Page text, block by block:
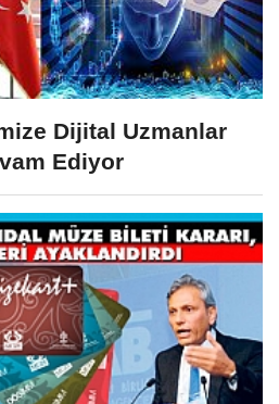
Dijital Uzmanlar
Ediyor